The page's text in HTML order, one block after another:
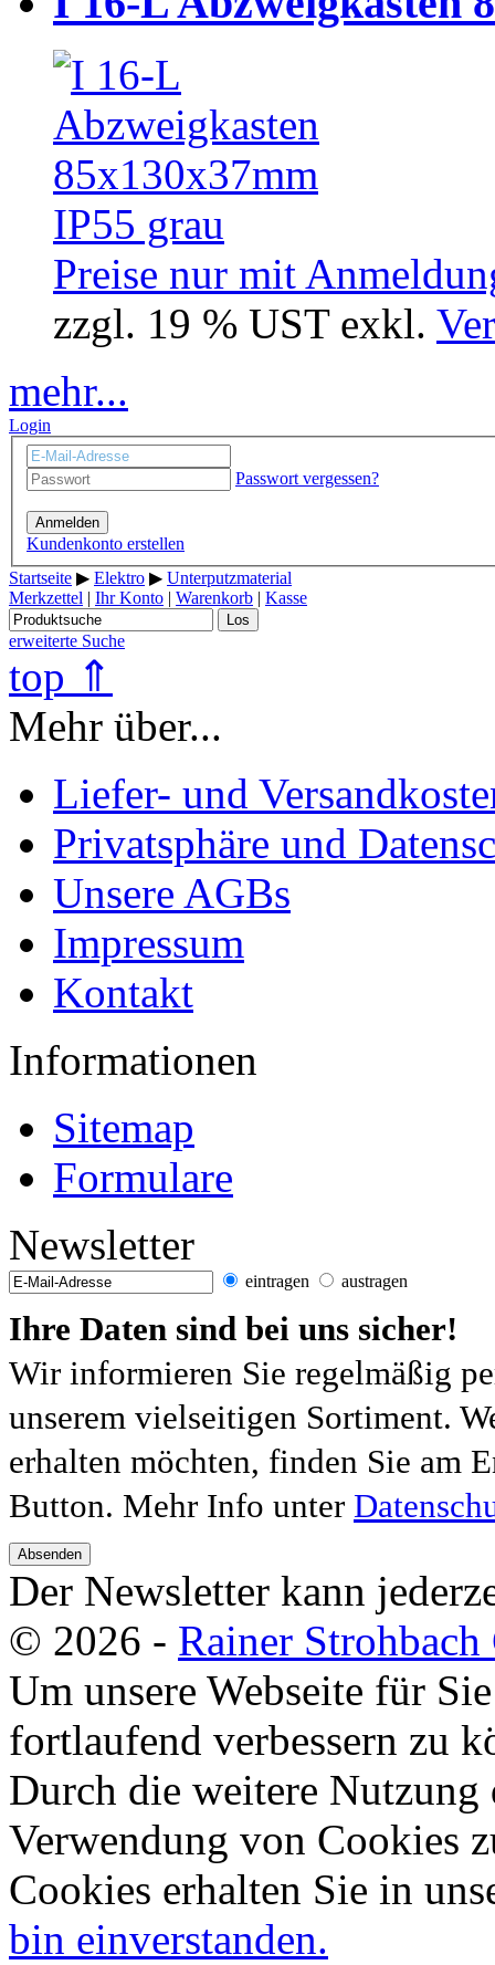
Preise nur mit
zzgl. 19 % UST exkl.
mehr...
Login
Passwort vergessen?
Anmelden
Kundenkonto erstellen
Startseite ▶ Elektro ▶ Unterputzmaterial
Merkzettel | Ihr Konto | Warenkorb | Kasse
Los
erweiterte Suche
top ⇑
Mehr über...
Liefer- und
Privatsphäre und
Unsere AGBs
Impressum
Kontakt
Informationen
Sitemap
Formulare
Newsletter
eintragen austragen
Ihre Daten sind bei uns sicher!
Wir informieren Sie regelmäßig
unserem vielseitigen Sortiment.
erhalten möchten, finden Sie am
Button. Mehr Info unter
Absenden
Der Newsletter kann
© 2026 - Rainer
Um unsere Webseite für
fortlaufend verbessern zu
Durch die weitere Nutzung
Verwendung von Cookies
Cookies erhalten Sie in
bin einverstanden.